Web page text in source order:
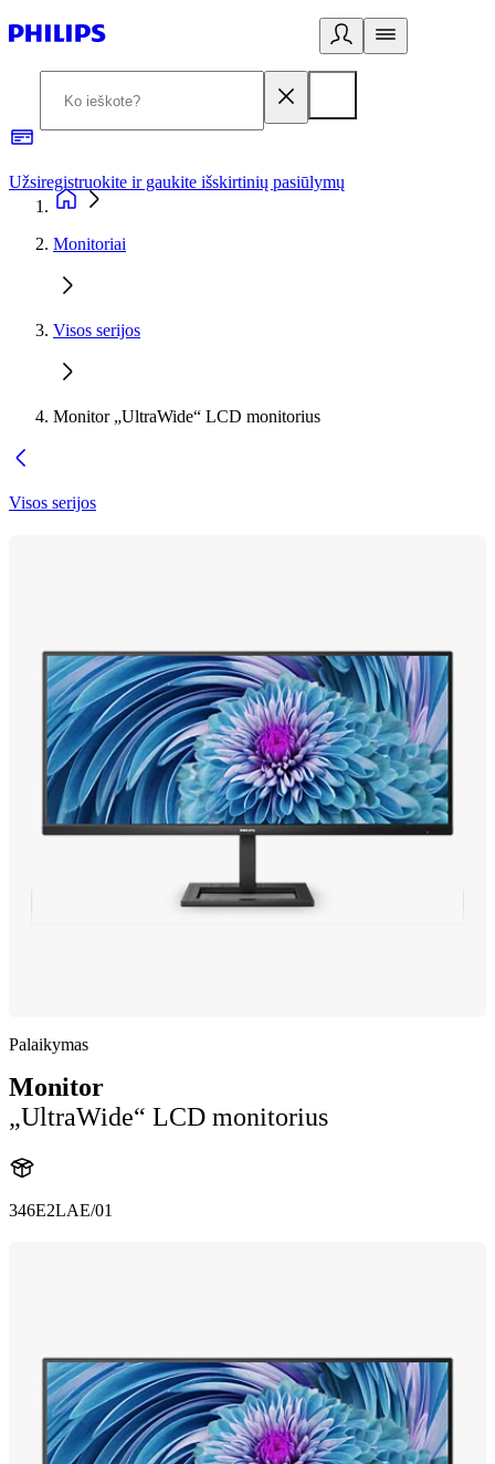
Užsiregistruokite ir gaukite išskirtinių pasiūlymų
Monitoriai
Visos serijos
Monitor „UltraWide“ LCD monitorius
Visos serijos
Palaikymas
Monitor
„UltraWide“ LCD monitorius
346E2LAE/01